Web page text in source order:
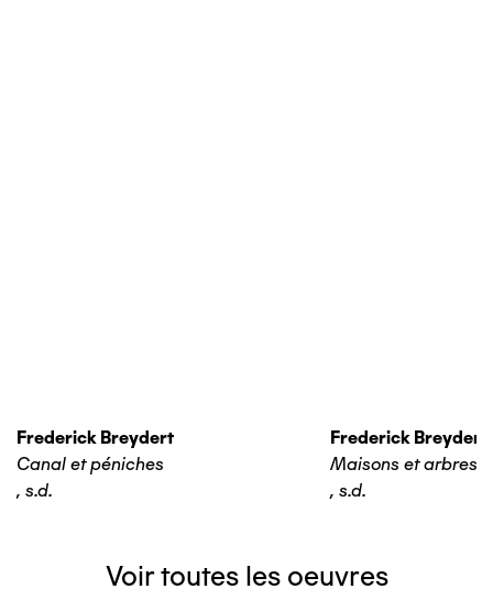
Frederick Breydert
Canal et péniches
, s.d.
Frederick Breydert
Maisons et arbres
, s.d.
Voir toutes les oeuvres